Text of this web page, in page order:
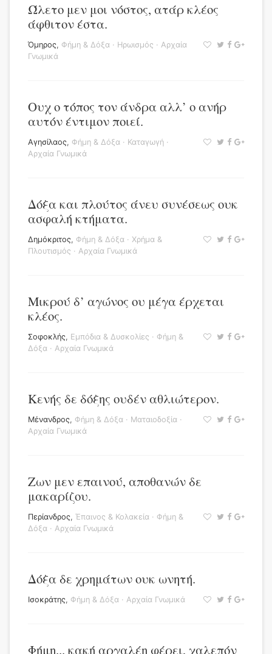
Ώλετο μεν μοι νόστος, ατάρ κλέος
άφθιτον έστα.
Όμηρος, Φήμη & Δόξα · Ηρωισμός · Αρχαία
Γνωμικά
Ουχ ο τόπος τον άνδρα αλλ’ ο ανήρ
αυτόν έντιμον ποιεί.
Αγησίλαος, Φήμη & Δόξα · Καταγωγή ·
Αρχαία Γνωμικά
Δόξα και πλούτος άνευ συνέσεως ουκ
ασφαλή κτήματα.
Δημόκριτος, Φήμη & Δόξα · Χρήμα &
Πλουτισμός · Αρχαία Γνωμικά
Μικρού δ’ αγώνος ου μέγα έρχεται
κλέος.
Σοφοκλής, Εμπόδια & Δυσκολίες · Φήμη &
Δόξα · Αρχαία Γνωμικά
Κενής δε δόξης ουδέν αθλιώτερον.
Μένανδρος, Φήμη & Δόξα · Ματαιοδοξία ·
Αρχαία Γνωμικά
Ζων μεν επαινού, αποθανών δε
μακαρίζου.
Περίανδρος, Έπαινος & Κολακεία · Φήμη &
Δόξα · Αρχαία Γνωμικά
Δόξα δε χρημάτων ουκ ωνητή.
Ισοκράτης, Φήμη & Δόξα · Αρχαία Γνωμικά
Φήμη... κακή αργαλέη φέρει, χαλεπόν